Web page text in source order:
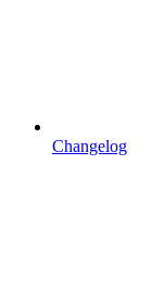
Changelog